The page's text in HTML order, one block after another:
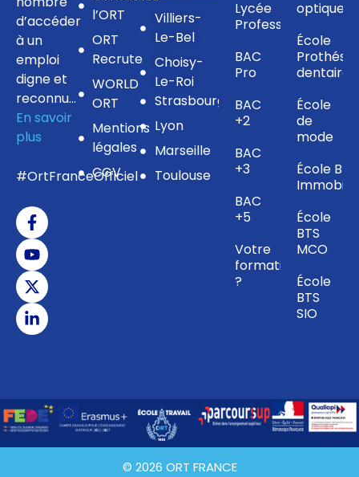
d’accéder
à un
emploi
digne et
reconnu…
En savoir
plus
#OrtFranceOfficiel
l’ORT
ORT
Recrute
WORLD
ORT
Mentions
légales
CGV
Villiers-
Le-Bel
Choisy-
Le-Roi
Strasbourg
Lyon
Marseille
Toulouse
Lycée
Professionnel
BAC
Pro
BAC
+2
BAC
+3
BAC
+5
Votre
formation
?
optique
École
dentaire
École
de
mode
École BTS
École
BTS
MCO
École
BTS
SIO
© 2026 ORT FRANCE